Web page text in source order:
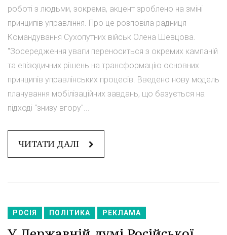
роботі з людьми, зокрема, акцент зроблено на зміні
принципів управління. Про це розповіла радниця
Командування Сухопутних військ Олена Шевцова.
"Зосередження уваги переноситься з окремих кампаній
та епізодичних рішень на трансформацію основних
принципів управлінських процесів. Введено нову модель
планування мобілізаційних завдань, що базується на
підході "знизу вгору"...
ЧИТАТИ ДАЛІ
РОСІЯ ПОЛІТИКА РЕКЛАМА